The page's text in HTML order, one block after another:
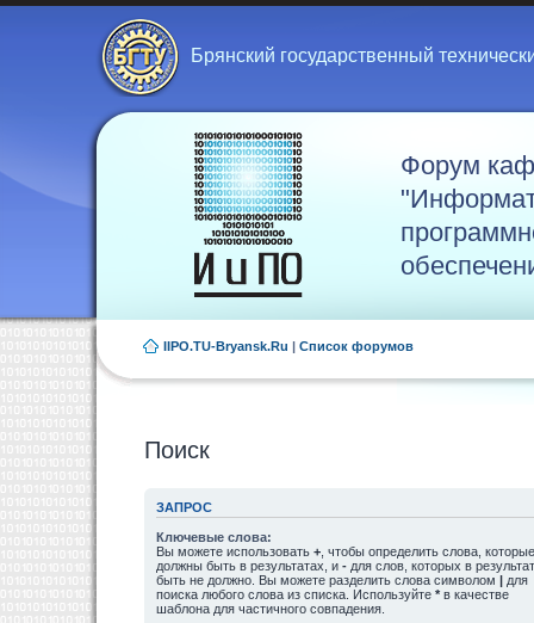
Брянский государственный
Форум
IIPO.TU-Bryansk.Ru | Список форумов
Поиск
ЗАПРОС
Ключевые слова:
Вы можете использовать + , чтобы определить слова, которые
должны быть в результатах, и - для слов, которых в
быть не должно. Вы можете разделить слова символом | для
поиска любого слова из списка. Используйте * в качестве
шаблона для частичного совпадения.